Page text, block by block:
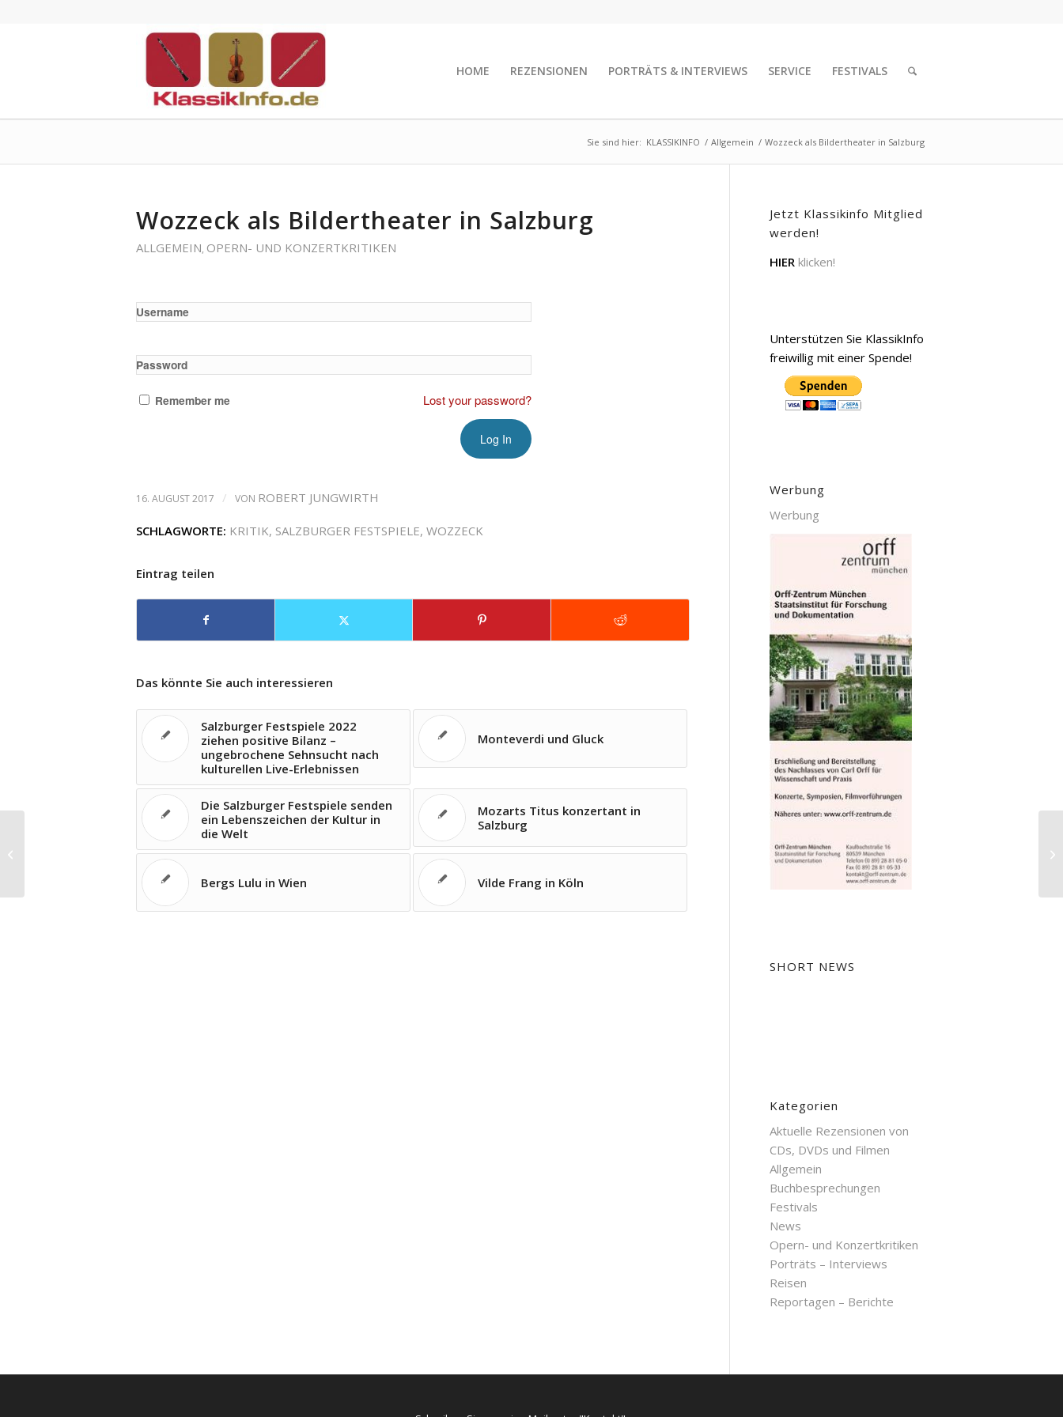
HOME REZENSIONEN PORTRÄTS & INTERVIEWS SERVICE FESTIVALS
Sie sind hier: KLASSIKINFO / Allgemein / Wozzeck als Bildertheater in Salzburg
Wozzeck als Bildertheater in Salzburg
ALLGEMEIN, OPERN- UND KONZERTKRITIKEN
Username
Password
Remember me Lost your password?
16. AUGUST 2017 / VON ROBERT JUNGWIRTH
SCHLAGWORTE: KRITIK, SALZBURGER FESTSPIELE, WOZZECK
Eintrag teilen
Das könnte Sie auch interessieren
Salzburger Festspiele 2022
ziehen positive Bilanz –
ungebrochene Sehnsucht nach
kulturellen Live-Erlebnissen
Monteverdi und Gluck
Die Salzburger Festspiele senden
ein Lebenszeichen der Kultur in
die Welt
Mozarts Titus konzertant in
Salzburg
Bergs Lulu in Wien Vilde Frang in Köln
Jetzt Klassikinfo Mitglied
werden!
HIER klicken!
Unterstützen Sie KlassikInfo
freiwillig mit einer Spende!
Werbung
Werbung
SHORT NEWS
Kategorien
Aktuelle Rezensionen von
CDs, DVDs und Filmen
Allgemein
Buchbesprechungen
Festivals
News
Opern- und Konzertkritiken
Porträts – Interviews
Reisen
Reportagen – Berichte
Grisey vertanzt in Salzburg